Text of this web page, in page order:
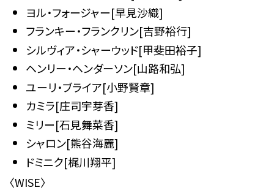
ヨル・フォージャー[早見沙織]
フランキー・フランクリン[吉野裕行]
シルヴィア・シャーウッド[甲斐田裕子]
ヘンリー・ヘンダーソン[山路和弘]
ユーリ・ブライア[小野賢章]
カミラ[庄司宇芽香]
ミリー[石見舞菜香]
シャロン[熊谷海麗]
ドミニク[梶川翔平]
〈WISE〉